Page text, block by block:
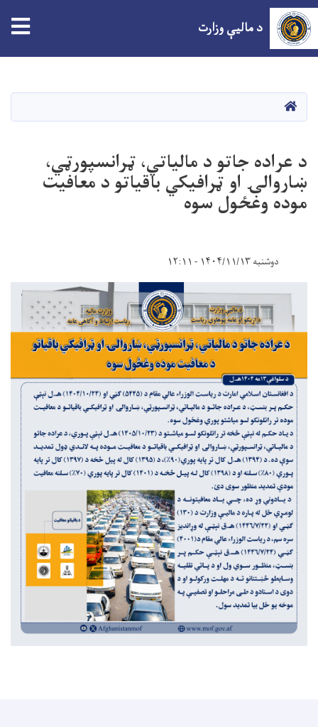
د مالیې وزارت
HOME
د عراده جاتو د مالیاتي، ټرانسپورټي،
ښاروالۍ او ټرافیکي باقیاتو د معافیت
موده وغځول سوه
دوشنبه ۱۴۰۴/۱۱/۱۳ - ۱۲:۱۱